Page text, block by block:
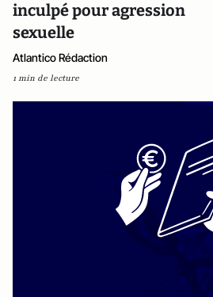
inculpé pour agression
sexuelle
Atlantico Rédaction
1 min de lecture